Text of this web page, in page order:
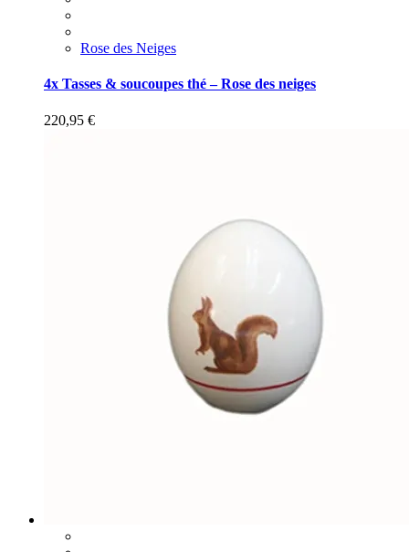
Rose des Neiges
4x Tasses & soucoupes thé – Rose des neiges
220,95 €